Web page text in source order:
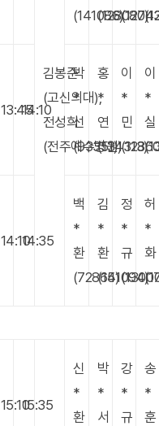
김봉준
(고신의대),
전성희
(전주예수병원)
(141086)
(128087)
13:4514:10
박
*
선
(93351)
홍
*
연
(134313)
이
*
민
이
*
실
14:1014:35
백
*
환
(72865)
김
*
환
(141094)
정
*
규
허
*
화
15:1015:35
신
*
환
박
*
서
강
*
규
송
*
훈